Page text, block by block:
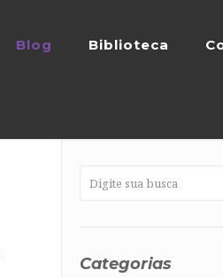
Blog Biblioteca
Categorias